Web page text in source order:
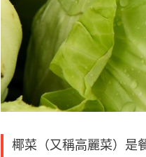
椰菜（又稱高麗菜）是